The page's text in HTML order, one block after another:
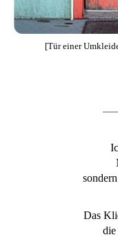
[Tür einer
Das
die